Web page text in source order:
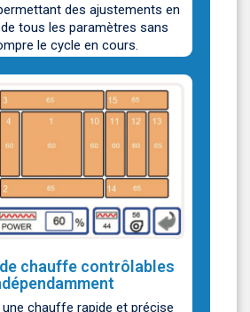
des ajustements en
tous les paramètres sans
le cycle en cours.
chauffe contrôlables
chauffe rapide et précise